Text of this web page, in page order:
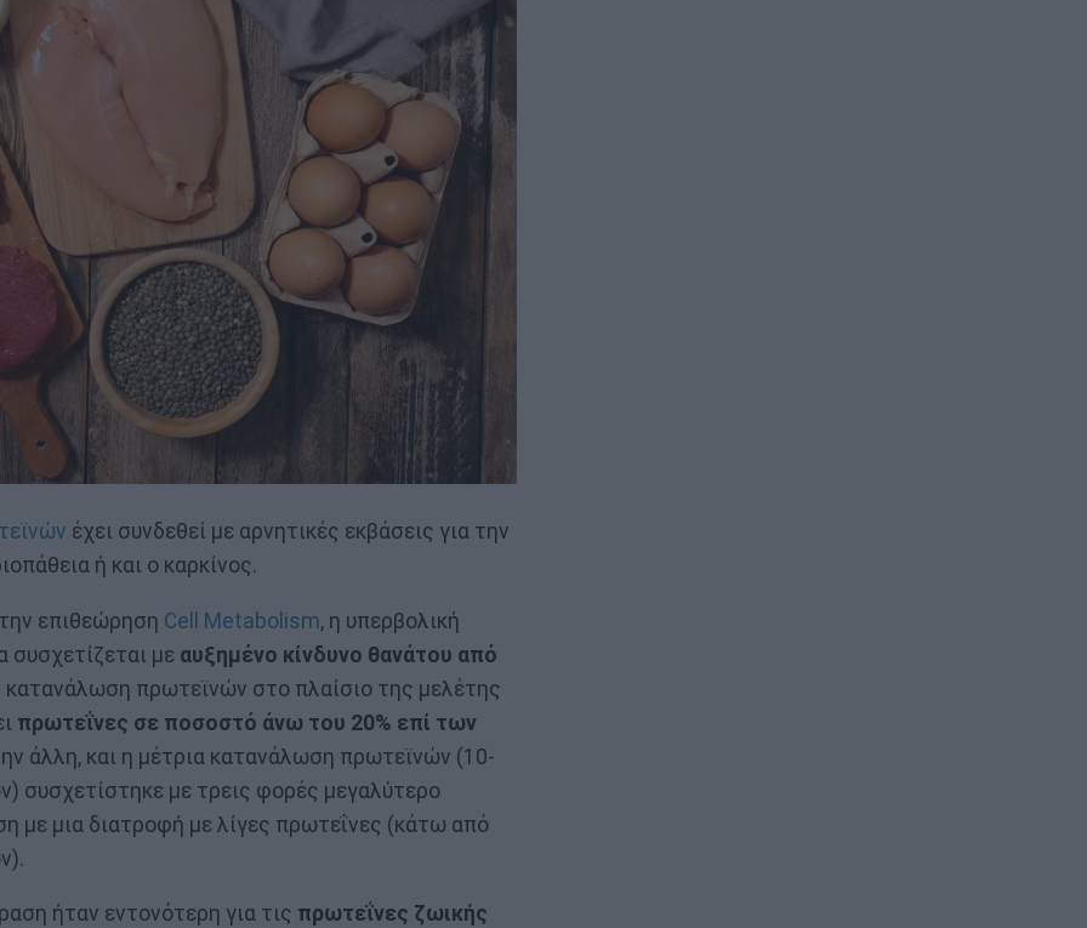
έχει συνδεθεί με αρνητικές εκβάσεις για την
ή και ο καρκίνος.
επιθεώρηση Cell Metabolism, η υπερβολική
με αυξημένο κίνδυνο θανάτου από
κατανάλωση πρωτεϊνών στο πλαίσιο της μελέτης
πρωτεΐνες σε ποσοστό άνω του 20% επί των
άλλη, και η μέτρια κατανάλωση πρωτεϊνών (10-
συσχετίστηκε με τρεις φορές μεγαλύτερο
με μια διατροφή με λίγες πρωτεΐνες (κάτω από
ήταν εντονότερη για τις πρωτεΐνες ζωικής